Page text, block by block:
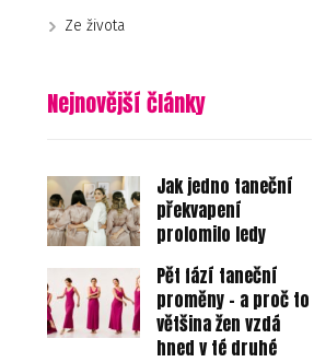
Ze života
Nejnovější články
Jak jedno taneční
překvapení
prolomilo ledy
Pět fází taneční
proměny - a proč to
většina žen vzdá
hned v té druhé